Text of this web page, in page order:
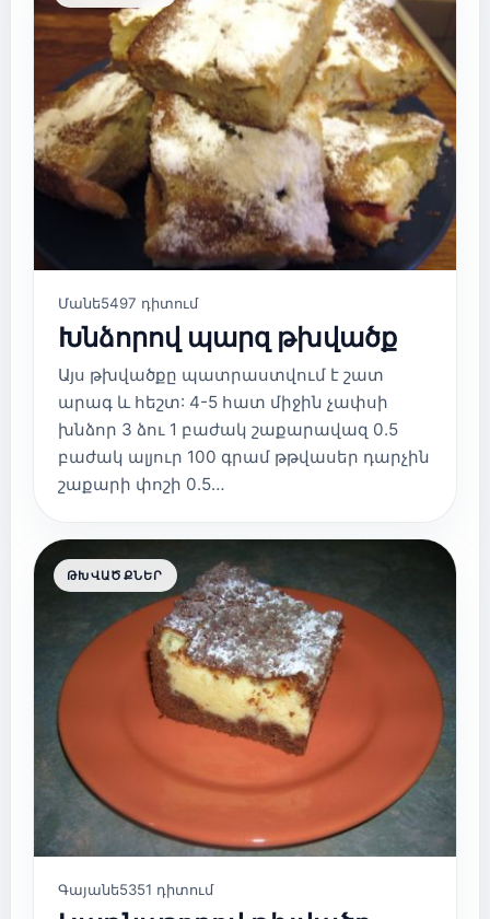
Մանե5497 դիտում
Խնձորով պարզ թխվածք
Այս թխվածքը պատրաստվում է շատ
արագ և հեշտ: 4-5 հատ միջին չափսի
խնձոր 3 ձու 1 բաժակ շաքարավազ 0.5
բաժակ ալյուր 100 գրամ թթվասեր դարչին
շաքարի փոշի 0.5…
ԹԽՎԱԾՔՆԵՐ
Գայանե5351 դիտում